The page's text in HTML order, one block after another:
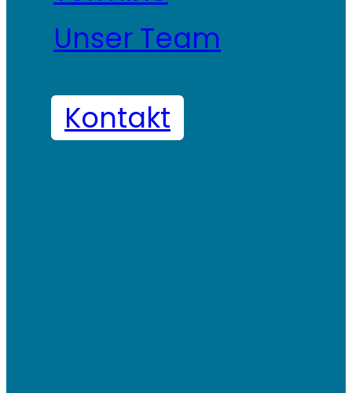
Unser Team
Kontakt